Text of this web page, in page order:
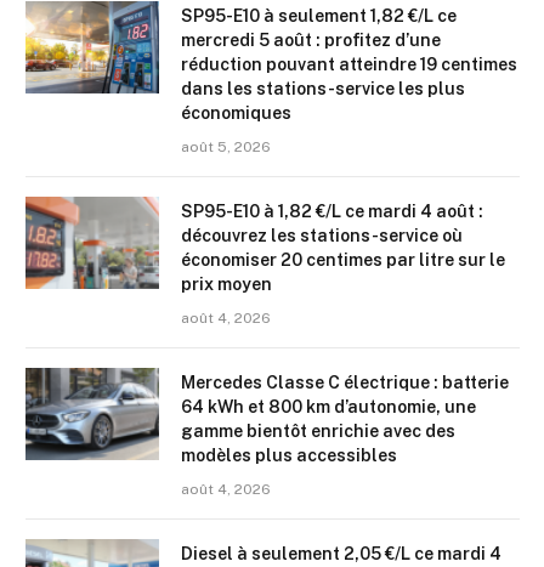
SP95-E10 à seulement 1,82 €/L ce
mercredi 5 août : profitez d’une
réduction pouvant atteindre 19 centimes
dans les stations-service les plus
économiques
août 5, 2026
SP95-E10 à 1,82 €/L ce mardi 4 août :
découvrez les stations-service où
économiser 20 centimes par litre sur le
prix moyen
août 4, 2026
Mercedes Classe C électrique : batterie
64 kWh et 800 km d’autonomie, une
gamme bientôt enrichie avec des
modèles plus accessibles
août 4, 2026
Diesel à seulement 2,05 €/L ce mardi 4